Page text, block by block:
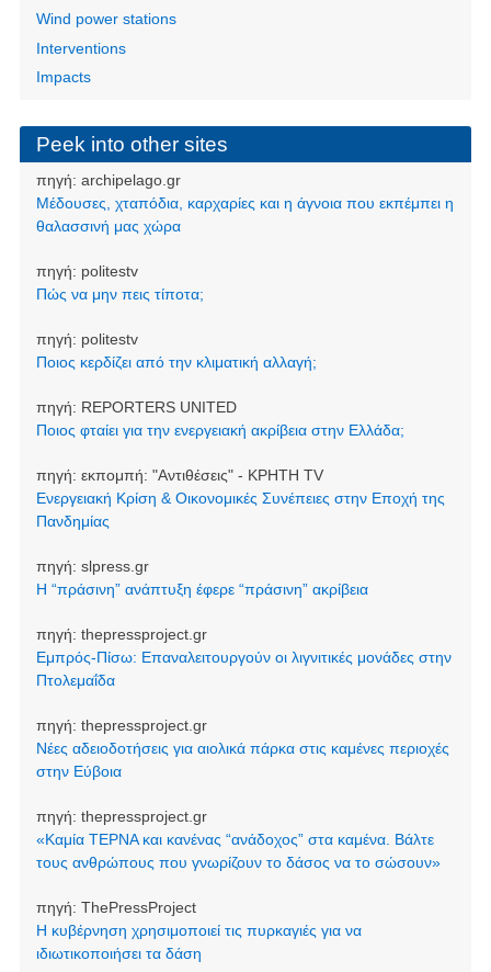
Wind power stations
Interventions
Impacts
Peek into other sites
πηγή: archipelago.gr
Μέδουσες, χταπόδια, καρχαρίες και η άγνοια που εκπέμπει η
θαλασσινή μας χώρα
πηγή: politestv
Πώς να μην πεις τίποτα;
πηγή: politestv
Ποιος κερδίζει από την κλιματική αλλαγή;
πηγή: REPORTERS UNITED
Ποιος φταίει για την ενεργειακή ακρίβεια στην Ελλάδα;
πηγή: εκπομπή: "Αντιθέσεις" - ΚΡΗΤΗ TV
Ενεργειακή Κρίση & Οικονομικές Συνέπειες στην Εποχή της
Πανδημίας
πηγή: slpress.gr
Η “πράσινη” ανάπτυξη έφερε “πράσινη” ακρίβεια
πηγή: thepressproject.gr
Εμπρός-Πίσω: Επαναλειτουργούν οι λιγνιτικές μονάδες στην
Πτολεμαΐδα
πηγή: thepressproject.gr
Νέες αδειοδοτήσεις για αιολικά πάρκα στις καμένες περιοχές
στην Εύβοια
πηγή: thepressproject.gr
«Καμία ΤΕΡΝΑ και κανένας “ανάδοχος” στα καμένα. Βάλτε
τους ανθρώπους που γνωρίζουν το δάσος να το σώσουν»
πηγή: ThePressProject
Η κυβέρνηση χρησιμοποιεί τις πυρκαγιές για να
ιδιωτικοποιήσει τα δάση